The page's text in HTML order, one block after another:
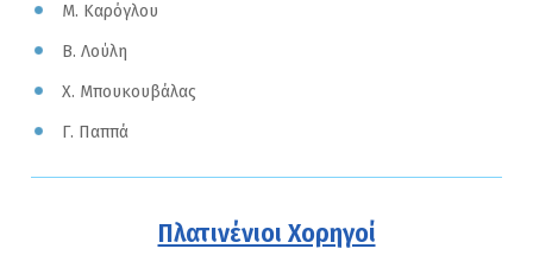
Μ. Καρόγλου
Β. Λούλη
Χ. Μπουκουβάλας
Γ. Παππά
Πλατινένιοι Χορηγοί